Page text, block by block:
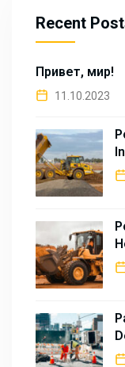
Recent
Привет, мир!
11.10.2023